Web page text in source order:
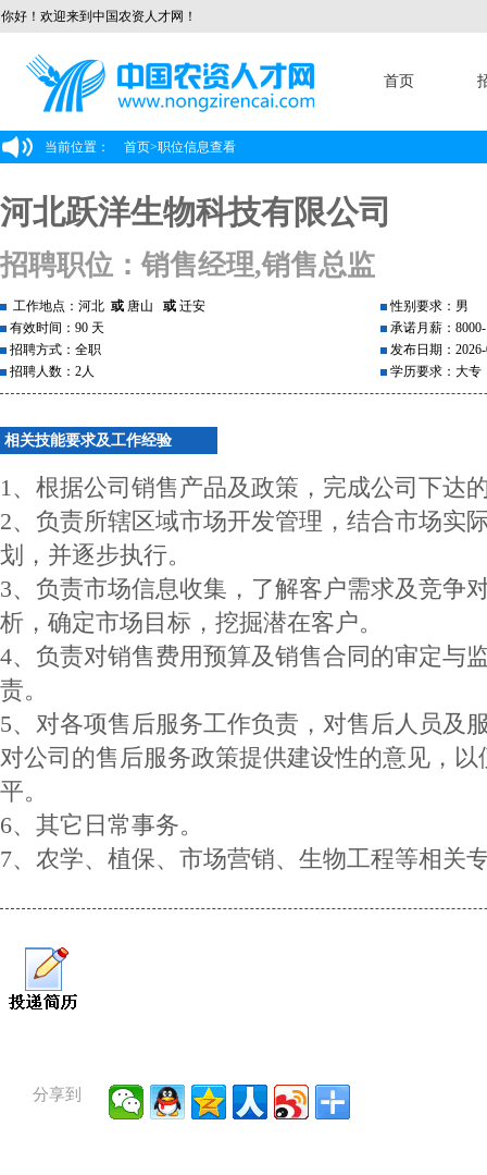
你好！欢迎来到中国农资人才网！
首页
当前位置： 首页>职位信息查看
河北跃洋生物科技有限公司
招聘职位：销售经理,销售总监
工作地点：河北 或 唐山 或 迁安
有效时间：90 天
招聘方式：全职
招聘人数：2人
性别要求：男
承诺月薪：8000-
发布日期：
学历要求：大专
相关技能要求及工作经验
1、根据公司销售产品及政策，完成公司下达
2、负责所辖区域市场开发管理，结合市场实
划，并逐步执行。
3、负责市场信息收集，了解客户需求及竞争
析，确定市场目标，挖掘潜在客户。
4、负责对销售费用预算及销售合同的审定与
责。
5、对各项售后服务工作负责，对售后人员及
对公司的售后服务政策提供建设性的意见，
平。
6、其它日常事务。
7、农学、植保、市场营销、生物工程等相关
分享到